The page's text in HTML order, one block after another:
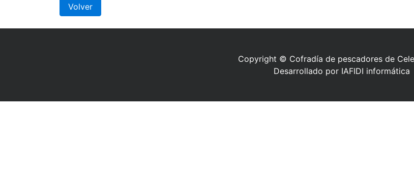
Volver
Copyright © Cofradía de pescadores de
Desarrollado por IAFIDI informática